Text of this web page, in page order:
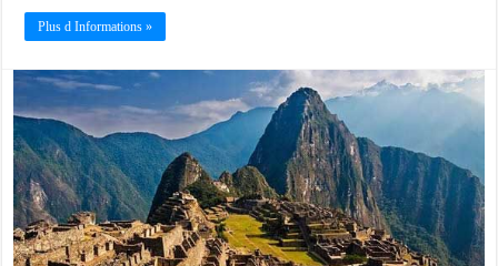
Plus d Informations »